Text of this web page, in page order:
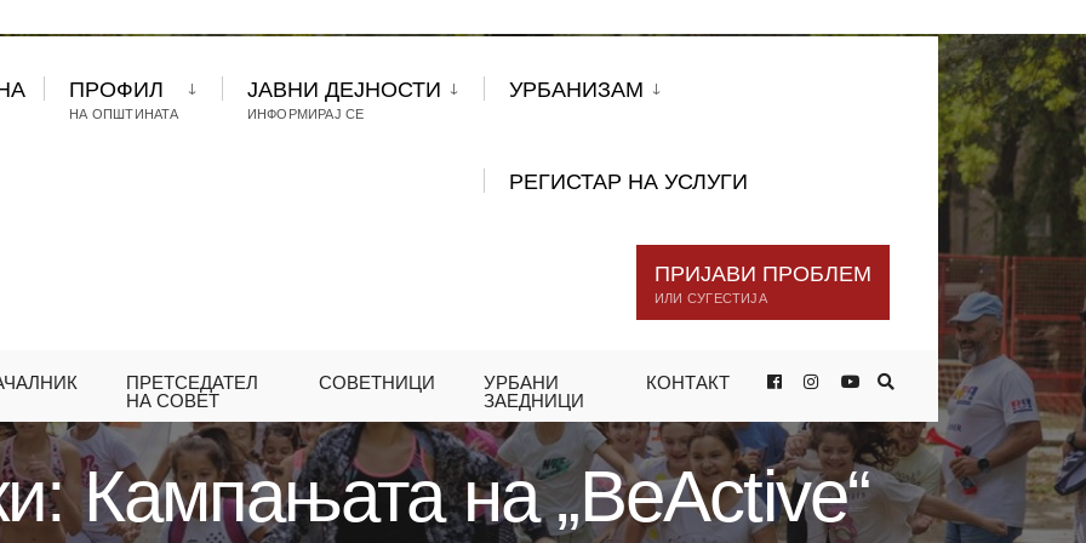
ПРОФИЛ
НА ОПШТИНАТА
ЈАВНИ ДЕЈНОСТИ
ИНФОРМИРАЈ СЕ
УРБАНИЗАМ
РЕГИСТАР НА УСЛУГИ
ПРИЈАВИ ПРОБЛЕМ
ИЛИ СУГЕСТИЈА
ПРЕТСЕДАТЕЛ
НА СОВЕТ
СОВЕТНИЦИ
УРБАНИ
ЗАЕДНИЦИ
КОНТАКТ
КАМПАЊАТА НА „BEACTIVE“ НЕ ПОТСЕТУВА ДЕКА ФИЗИЧКАТА АКТИВНОСТ
Кампањата на „BeActive“